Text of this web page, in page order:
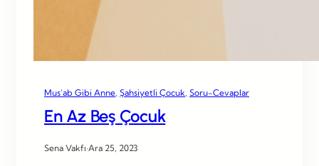
Mus’ab Gibi Anne Şahsiyetli Çocuk Soru-Cevaplar
En Az Beş Çocuk
Sena Vakfı·Ara 25, 2023